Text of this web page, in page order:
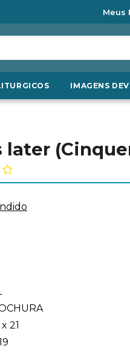
Meus
IMAGENS
later
21